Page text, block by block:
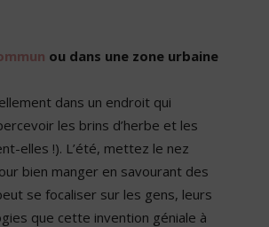
ou dans une zone urbaine
dans un endroit qui
les brins d’herbe et les
elles !). L’été, mettez le nez
bien manger en savourant des
se focaliser sur les gens, leurs
que cette invention géniale à